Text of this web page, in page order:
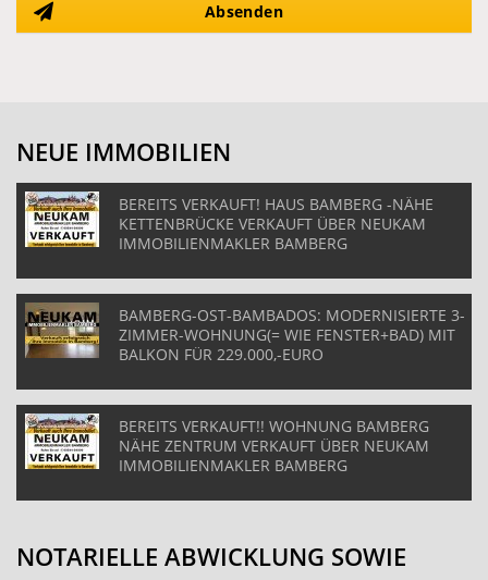
Absenden
NEUE IMMOBILIEN
BEREITS VERKAUFT! HAUS BAMBERG -NÄHE
KETTENBRÜCKE VERKAUFT ÜBER NEUKAM
IMMOBILIENMAKLER BAMBERG
BAMBERG-OST-BAMBADOS: MODERNISIERTE 3-
ZIMMER-WOHNUNG(= WIE FENSTER+BAD) MIT
BALKON FÜR 229.000,-EURO
BEREITS VERKAUFT!! WOHNUNG BAMBERG
NÄHE ZENTRUM VERKAUFT ÜBER NEUKAM
IMMOBILIENMAKLER BAMBERG
NOTARIELLE ABWICKLUNG SOWIE